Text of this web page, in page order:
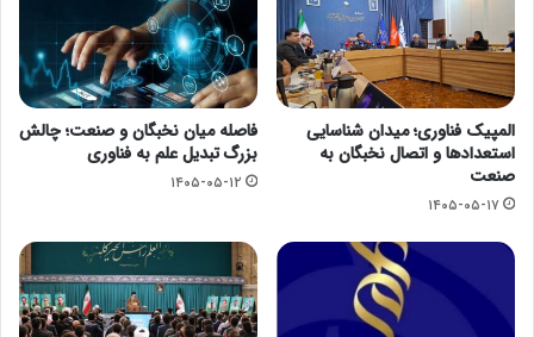
المپیک فناوری؛ میدان شناسایی
استعدادها و اتصال نخبگان به
صنعت
۱۴۰۵-۰۵-۱۷
فاصله میان نخبگان و صنعت؛ چالش
بزرگ تبدیل علم به فناوری
۱۴۰۵-۰۵-۱۲